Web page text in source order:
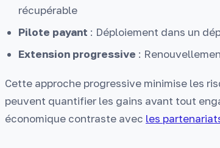
récupérable
Pilote payant : Déploiement dans un
Extension progressive :
Cette approche progressive minimise les
peuvent quantifier les gains avant tout
économique contraste avec les